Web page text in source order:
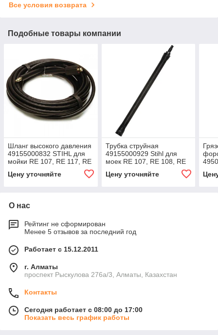
Все условия возврата
Подобные товары компании
Шланг высокого давления
49155000832 STIHL для
мойки RE 107, RE 117, RE
Цену уточняйте
Трубка струйная
49155000929 Stihl для
моек RE 107, RE 108, RE
118, RE 119, RE 128 Plus
Цену уточняйте
О нас
Рейтинг не сформирован
Менее 5 отзывов за последний год
Работает с 15.12.2011
г. Алматы
проспект Рыскулова 276а/3, Алматы, Казахстан
Контакты
Сегодня работает с 08:00 до 17:00
Показать весь график работы